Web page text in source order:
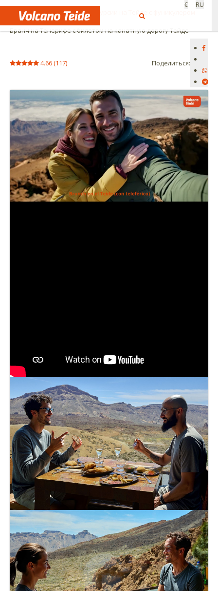
€
RU
Начало: Мероприятия и экскурсии на Тейде с фуникулером
Бранч на Тенерифе с билетом на канатную дорогу Тейде
4.66(117) Поделиться: